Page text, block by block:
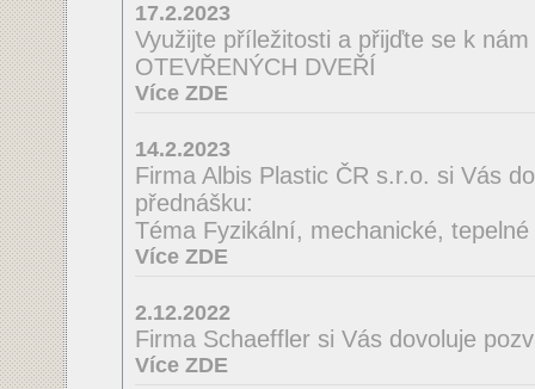
17.2.2023
Využijte příležitosti a přijďte se k
OTEVŘENÝCH DVEŘÍ
Více ZDE
14.2.2023
Firma Albis Plastic ČR s.r.o. si Vás
přednášku:
Téma Fyzikální, mechanické,
Více ZDE
2.12.2022
Firma Schaeffler si Vás dovoluje
Více ZDE